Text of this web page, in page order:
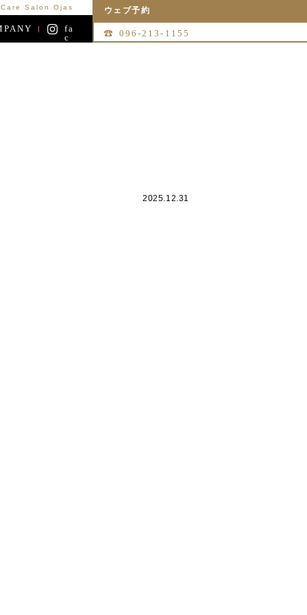
Care Salon Ojas ウェブ予約
096-213-1155
fa
c
2025.12.31